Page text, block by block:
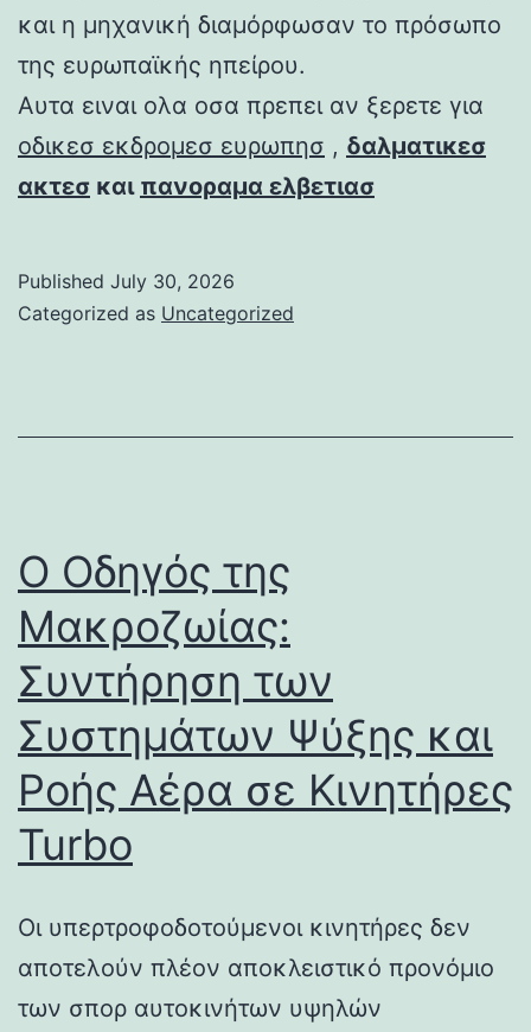
και η μηχανική διαμόρφωσαν το πρόσωπο
της ευρωπαϊκής ηπείρου.
Αυτα ειναι ολα οσα πρεπει αν ξερετε για
οδικεσ εκδρομεσ ευρωπησ , δαλματικεσ
ακτεσ και πανοραμα ελβετιασ
Published July 30, 2026
Categorized as Uncategorized
Ο Οδηγός της
Μακροζωίας:
Συντήρηση των
Συστημάτων Ψύξης και
Ροής Αέρα σε Κινητήρες
Turbo
Οι υπερτροφοδοτούμενοι κινητήρες δεν
αποτελούν πλέον αποκλειστικό προνόμιο
των σπορ αυτοκινήτων υψηλών